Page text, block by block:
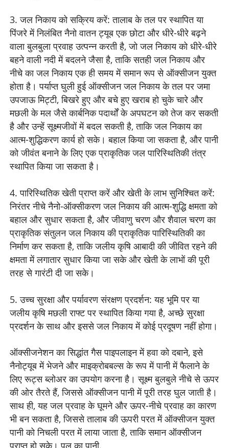
3. जल निकाय को सक्रिय करें: तालाब के तल पर स्थापित या
पिंजरे में निलंबित नैनो वातन ट्यूब एक छोटा और धीरे-धीरे बढ़ने
वाला बुलबुला प्रवाह उत्पन्न करती है, जो जल निकाय को धीरे-धीरे
बहने वाली नदी में बदलने जैसा है, ताकि सतही जल निकाय और
नीचे का जल निकाय एक ही समय में समान रूप से ऑक्सीजन युक्त
होता है। पर्याप्त घुली हुई ऑक्सीजन जल निकाय के तल पर जमा
उपजाऊ मिट्टी, बिखरे हुए और बचे हुए खराब हो चुके चारे और
मछली के मल जैसे कार्बनिक पदार्थों के अपघटन को तेज कर सकती
है और उन्हें सूक्ष्मजीवों में बदल सकती है, ताकि जल निकाय का
आत्म-शुद्धिकरण कार्य हो सके। बहाल किया जा सकता है, और पानी
को जीवंत बनाने के लिए एक प्राकृतिक जल पारिस्थितिकी तंत्र
स्थापित किया जा सकता है।
4. पारिस्थितिक खेती प्राप्त करें और खेती के लाभ सुनिश्चित करें:
निरंतर नीचे नैनो-ऑक्सीकरण जल निकाय की आत्म-शुद्धि क्षमता को
बहाल और सुधार सकता है, और जीवाणु चरण और शैवाल चरण का
प्राकृतिक संतुलन जल निकाय की प्राकृतिक पारिस्थितिकी का
निर्माण कर सकता है, ताकि जलीय कृषि आबादी की जीवित रहने की
क्षमता में लगातार सुधार किया जा सके और खेती के लाभों की पूरी
तरह से गारंटी दी जा सके।
5. उच्च सुरक्षा और पर्यावरण संरक्षण प्रदर्शन: यह भूमि पर या
जलीय कृषि मछली राफ्ट पर स्थापित किया गया है, अच्छे सुरक्षा
प्रदर्शन के साथ और इससे जल निकाय में कोई प्रदूषण नहीं होगा।
ऑक्सीजनेशन का सिद्धांत गैस पाइपलाइन में हवा को दबाने, इसे
नैनोट्यूब में भेजने और माइक्रोबबल्स के रूप में पानी में फैलाने के
लिए रूट्स ब्लोअर का उपयोग करना है। सूक्ष्म बुलबुले नीचे से ऊपर
की ओर तैरते हैं, जिससे ऑक्सीजन पानी में पूरी तरह घुल जाती है।
साथ ही, यह जल प्रवाह के घूमने और ऊपर-नीचे प्रवाह का कारण
भी बन सकता है, जिससे तालाब की ऊपरी परत में ऑक्सीजन युक्त
पानी को निचली परत में लाया जाता है, ताकि समान ऑक्सीजन
प्राप्त हो सके। पूल का पानी.